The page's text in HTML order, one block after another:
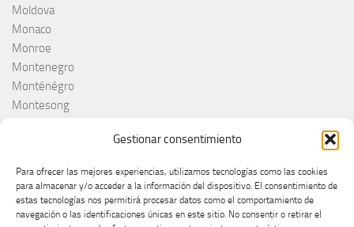
Gestionar consentimiento
Para ofrecer las mejores experiencias, utilizamos tecnologías como las cookies
para almacenar y/o acceder a la información del dispositivo. El consentimiento de
estas tecnologías nos permitirá procesar datos como el comportamiento de
navegación o las identificaciones únicas en este sitio. No consentir o retirar el
Moldova
Monaco
Monroe
Montenegro
Monténégro
Montesong
NAPA
Nebulossa
Nemačka